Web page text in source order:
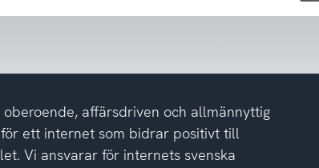
affärsdriven och allmännyttig
ett internet som bidrar positivt till
Vi ansvarar för internets svenska